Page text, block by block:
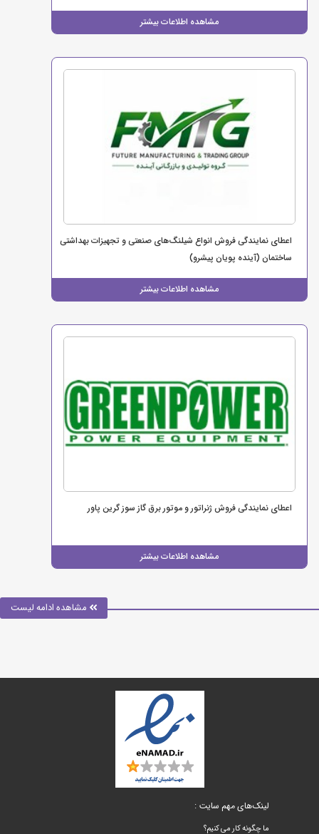
مشاهده اطلاعات بیشتر
اعطای نمایندگی فروش انواع شیلنگ‌های صنعتی و تجهیزات بهداشتی
ساختمان (آینده پویان پیشرو)
مشاهده اطلاعات بیشتر
اعطای نمایندگی فروش ژنراتور و موتور برق گاز سوز گرین پاور
مشاهده اطلاعات بیشتر
مشاهده ادامه لیست
لینک‌های مهم سایت :
ما چگونه کار می کنیم؟